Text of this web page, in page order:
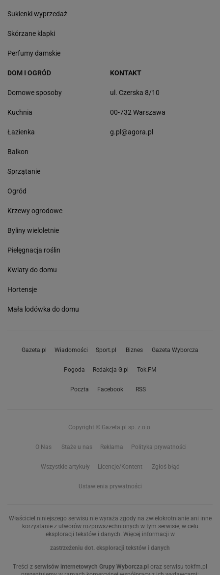
Sukienki wyprzedaż
Skórzane klapki
Perfumy damskie
DOM I OGRÓD
Domowe sposoby
Kuchnia
Łazienka
Balkon
Sprzątanie
Ogród
Krzewy ogrodowe
Byliny wieloletnie
Pielęgnacja roślin
Kwiaty do domu
Hortensje
Mała lodówka do domu
KONTAKT
ul. Czerska 8/10
00-732 Warszawa
g.pl@agora.pl
Gazeta.pl Wiadomości Sport.pl Biznes Gazeta Wyborcza
Pogoda Redakcja G.pl Tok.FM
Poczta Facebook RSS
Copyright © Gazeta.pl sp. z o.o.
O Nas Staże u nas Reklama Polityka prywatności
Wszystkie artykuły Licencje/Kontent Zgłoś błąd
Ustawienia prywatności
Właściciel niniejszego serwisu nie wyraża zgody na zwielokrotnianie ani inne
korzystanie z utworów rozpowszechnionych w tym serwisie, w celu
eksploracji tekstów i danych. Więcej informacji w
zastrzeżeniu dot. eksploracji tekstów i danych
Treści z serwisów internetowych Grupy Wyborcza.pl oraz serwisu tokfm.pl